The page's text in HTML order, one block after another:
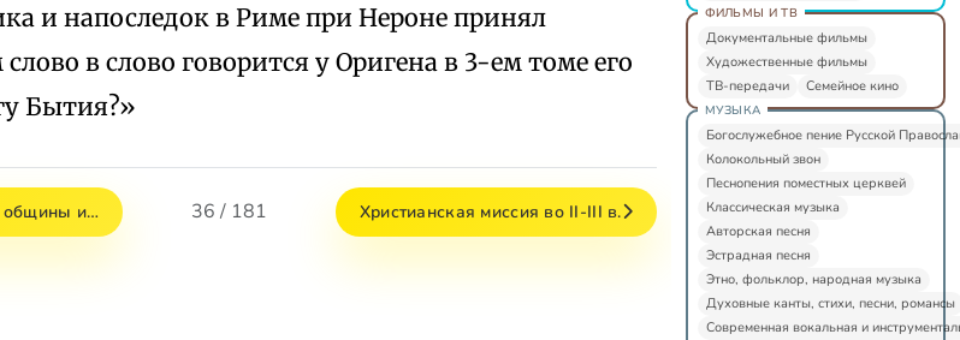
и напоследок в Риме при Нероне принял
в слово говорится у Оригена в 3-ем томе его
Бытия?»
общины и… 36 / 181 Христианская миссия во II-III в.
ФИЛЬМЫ И ТВ
Документальные фильмы
Художественные фильмы
ТВ-передачи
Семейное кино
МУЗЫКА
Богослужебное пение Русской
Колокольный звон
Песнопения поместных церквей
Классическая музыка
Авторская песня
Эстрадная песня
Этно, фольклор, народная музыка
Духовные канты, стихи, песни, романсы
Современная вокальная и